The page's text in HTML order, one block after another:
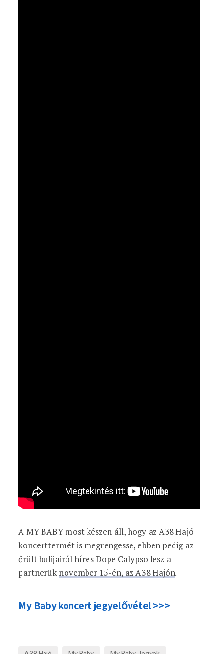
A MY BABY most készen áll, hogy az A38 Hajó
koncerttermét is megrengesse, ebben pedig az
őrült bulijairól híres Dope Calypso lesz a
partnerük november 15-én, az A38 Hajón.
My Baby koncert jegyelővétel >>>